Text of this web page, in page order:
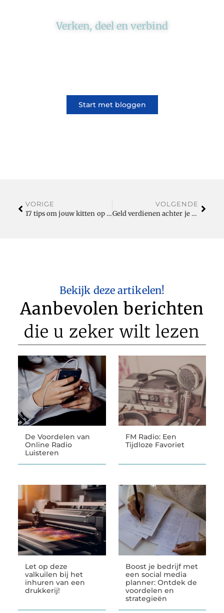
Verken, deel en verbind
Start met bloggen
VORIGE
17 tips om jouw kitten op te voeden tot een volwassen kat!
VOLGENDE
Geld verdienen achter je laptop
Bekijk deze artikelen!
Aanbevolen berichten
die u zeker wilt lezen
De Voordelen van
Online Radio
Luisteren
FM Radio: Een
Tijdloze Favoriet
Let op deze
valkuilen bij het
inhuren van een
drukkerij!
Boost je bedrijf met
een social media
planner: Ontdek de
voordelen en
strategieën